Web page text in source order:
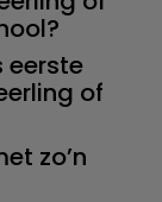
eerste
of
zo’n